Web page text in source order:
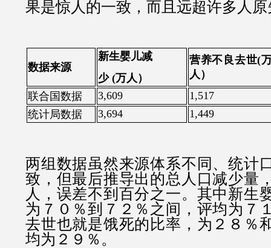
果是惊人的一致，而且远超许多人
数据来源
新生婴儿减
少 (万人）
营养不良去世(
人）
联合国数据
3,609
1,517
统计局数据
3,694 1,449
两组数据虽然来源体系不同、统计
致，但最后推导出的总人口减少量
人，误差不到百分之一。其中新生
为７０％到７２％之间，评均为７
去世也就是饿死的比率，为２８％
均为２９％。